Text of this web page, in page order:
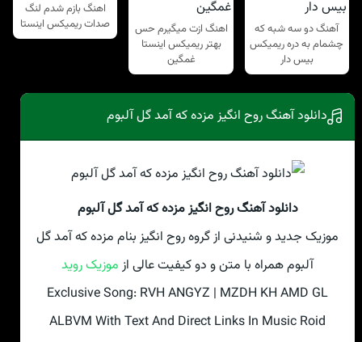
آهنگ دو سه شبه که
چشمام به دره ریمیکس
بیس دار
اهنگ ازت میگیرم حس
بهتر ریمیکس اینستا
غمگین
اهنگ بازم شدم لنگ
صدات ریمیکس اینستا
دانلود آهنگ روح انگیز مزده که آمد گل آلبوم
دانلود آهنگ روح انگیز مزده که آمد گل آلبوم
موزیک جدید و شنیدنی از گروه روح انگیز بنام مزده که آمد گل
آلبوم همراه با متن و دو کیفیت عالی از موزیک روید
Exclusive Song: RVH ANGYZ | MZDH KH AMD GL
ALBVM With Text And Direct Links In Music Roid